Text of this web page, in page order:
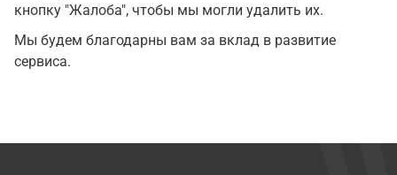
кнопку "Жалоба", чтобы мы могли удалить их.
Мы будем благодарны вам за вклад в развитие
сервиса.